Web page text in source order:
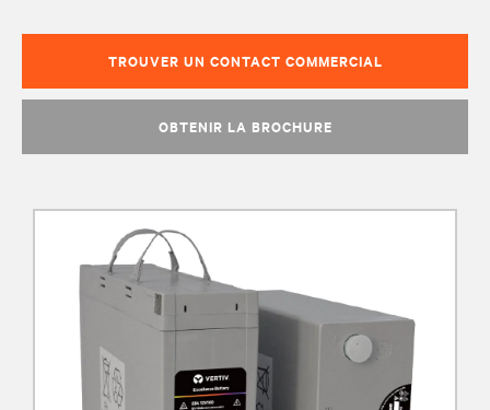
TROUVER UN CONTACT COMMERCIAL
OBTENIR LA BROCHURE